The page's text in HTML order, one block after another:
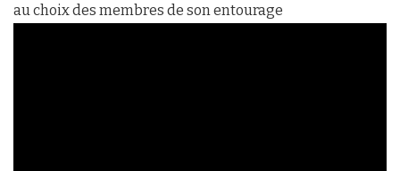
au choix des membres de son entourage